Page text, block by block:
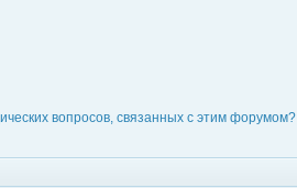
вопросов, связанных с этим форумом?